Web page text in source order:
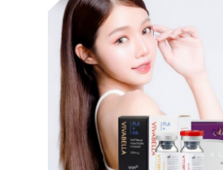
(Mounjaro®) 因其獨特...